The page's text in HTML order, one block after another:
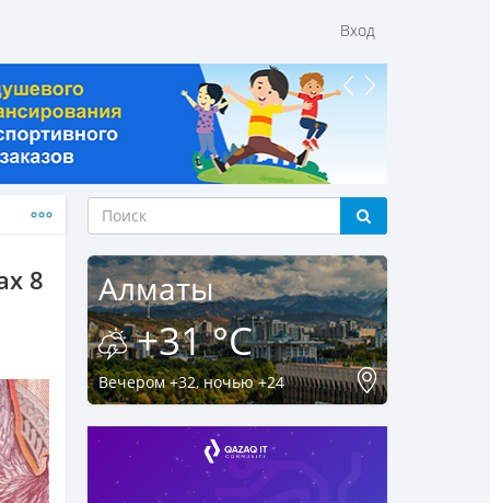
Вход
8
Алматы
+31 °C
Вечером +32, ночью +24